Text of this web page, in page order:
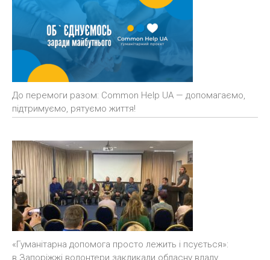
До перемоги разом: Common Help UA — допомагаємо,
підтримуємо, рятуємо життя!
«Гуманітарна допомога просто лежить і псується»:
в Запоріжжі волонтери закликали обласну владу